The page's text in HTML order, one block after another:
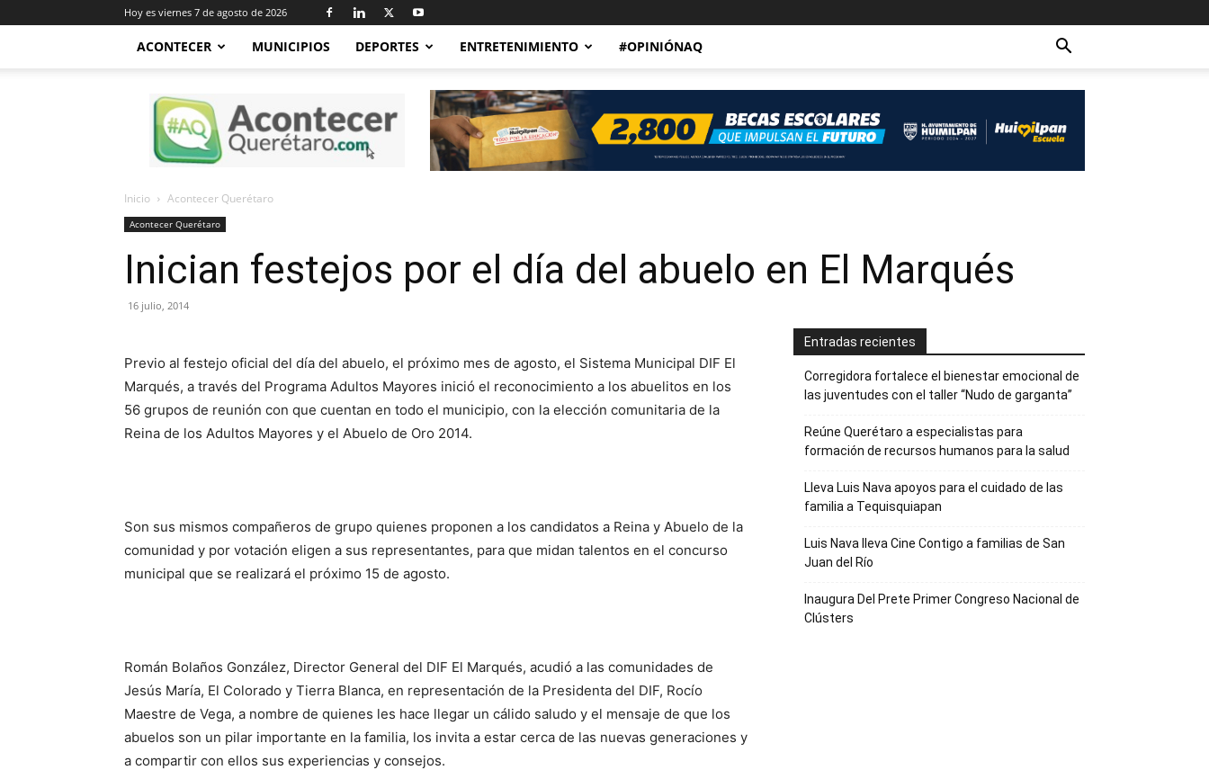
Hoy es viernes 7 de agosto de 2026
ACONTECER MUNICIPIOS DEPORTES ENTRETENIMIENTO #OPINIÓNAQ
Acontecer
Querétaro
Inicio Acontecer Querétaro
Acontecer Querétaro
Inician festejos por el día del abuelo en El Marqués
16 julio, 2014
Previo al festejo oficial del día del abuelo, el próximo mes de agosto, el Sistema Municipal DIF El
Marqués, a través del Programa Adultos Mayores inició el reconocimiento a los abuelitos en los
56 grupos de reunión con que cuentan en todo el municipio, con la elección comunitaria de la
Reina de los Adultos Mayores y el Abuelo de Oro 2014.
Son sus mismos compañeros de grupo quienes proponen a los candidatos a Reina y Abuelo de la
comunidad y por votación eligen a sus representantes, para que midan talentos en el concurso
municipal que se realizará el próximo 15 de agosto.
Román Bolaños González, Director General del DIF El Marqués, acudió a las comunidades de
Jesús María, El Colorado y Tierra Blanca, en representación de la Presidenta del DIF, Rocío
Maestre de Vega, a nombre de quienes les hace llegar un cálido saludo y el mensaje de que los
abuelos son un pilar importante en la familia, los invita a estar cerca de las nuevas generaciones y
a compartir con ellos sus experiencias y consejos.
Entradas recientes
Corregidora fortalece el bienestar emocional de
las juventudes con el taller ‘‘Nudo de garganta’’
Reúne Querétaro a especialistas para
formación de recursos humanos para la salud
Lleva Luis Nava apoyos para el cuidado de las
familia a Tequisquiapan
Luis Nava lleva Cine Contigo a familias de San
Juan del Río
Inaugura Del Prete Primer Congreso Nacional de
Clústers